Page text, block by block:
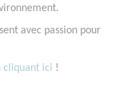
avec passion pour
cliquant ici !